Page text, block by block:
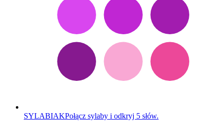
SYLABIAKPołącz sylaby i odkryj 5 słów.